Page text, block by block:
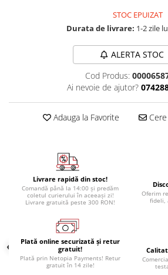
Module atasabile Arduino
Module Wireless
Senzori Arduino
pentru Arduino
Motoare si variatoare
Motoare
Variatoare turatie motoare
Surse de alimentare
Alimentatoare AC-DC
Convertoare DC-DC
Invertoare DC-AC
STOC EPUIZAT
Durata de livrare: 1-2 zile
ALERTA STOC
Cod Produs:
Ai nevoie de ajutor?
Adauga la Favorite Cere
Livrare rapidă din stoc!
Comandă până la 14:00 și predăm
coletul curierului în aceeași zi!
Livrare gratuită peste 300 RON!
Oferim
fideli,
Plată online securizată și retur
gratuit!
Plată prin Netopia Payments! Retur
gratuit în 14 zile!